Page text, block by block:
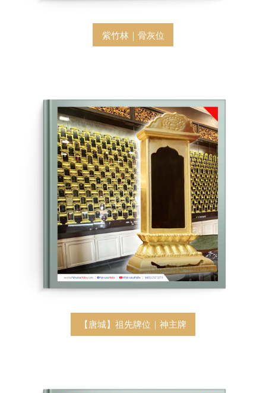
紫竹林｜骨灰位
【唐城】祖先牌位｜神主牌